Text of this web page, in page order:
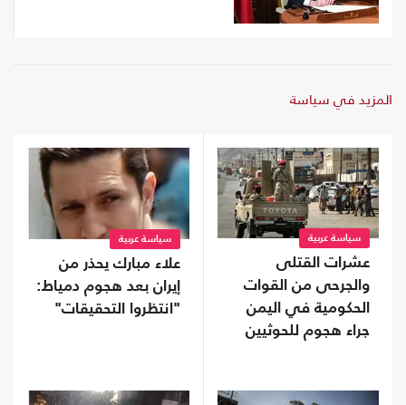
المزيد في سياسة
سياسة عربية
عشرات القتلى
والجرحى من القوات
الحكومية في اليمن
جراء هجوم للحوثيين
سياسة عربية
علاء مبارك يحذر من
إيران بعد هجوم دمياط:
"انتظروا التحقيقات"